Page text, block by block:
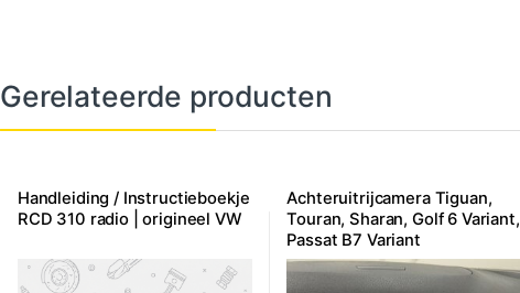
Gerelateerde producten
Handleiding / Instructieboekje
RCD 310 radio | origineel VW
Achteruitrijcamera Tiguan,
Touran, Sharan, Golf 6 Variant,
Passat B7 Variant